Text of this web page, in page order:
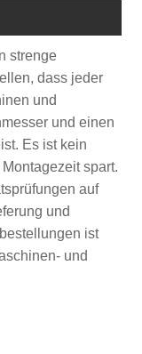
strenge
dass jeder
und
und einen
Es ist kein
spart.
auf
und
ist
und